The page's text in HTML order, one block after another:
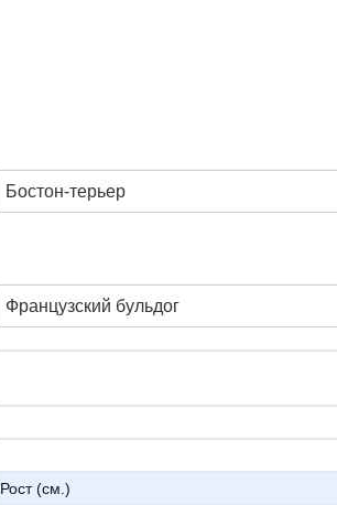
Бостон-терьер
Французский бульдог
Рост (см.)